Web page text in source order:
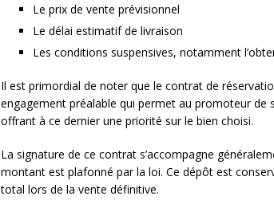
Le prix de vente prévisionnel
Le délai estimatif de livraison
Les conditions suspensives, notamment
Il est primordial de noter que le contrat de
engagement préalable qui permet au promoteur de
offrant à ce dernier une priorité sur le bien choisi.
La signature de ce contrat s’accompagne
montant est plafonné par la loi. Ce dépôt est
total lors de la vente définitive.